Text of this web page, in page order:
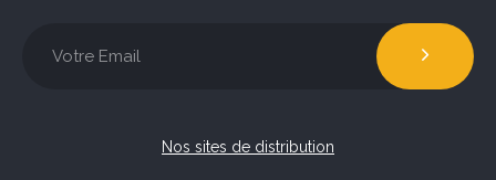
Nos sites de distribution